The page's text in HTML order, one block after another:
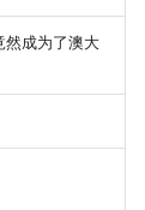
然成为了澳大